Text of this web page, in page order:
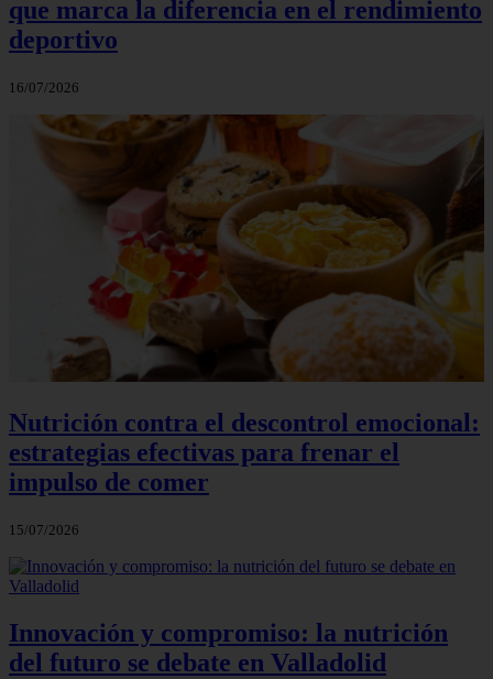
que marca la diferencia en el rendimiento
deportivo
16/07/2026
Nutrición contra el descontrol emocional:
estrategias efectivas para frenar el
impulso de comer
15/07/2026
Innovación y compromiso: la nutrición
del futuro se debate en Valladolid